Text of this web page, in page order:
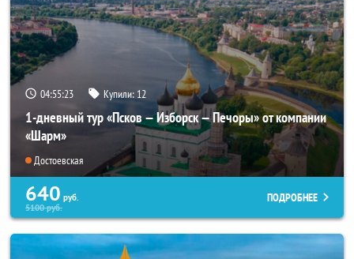
04:55:22 Купили: 12
1-дневный тур «Псков — Изборск — Печоры» от компании
«Шарм»
Достоевская
640 руб.
5100руб.
ПОДРОБНЕЕ